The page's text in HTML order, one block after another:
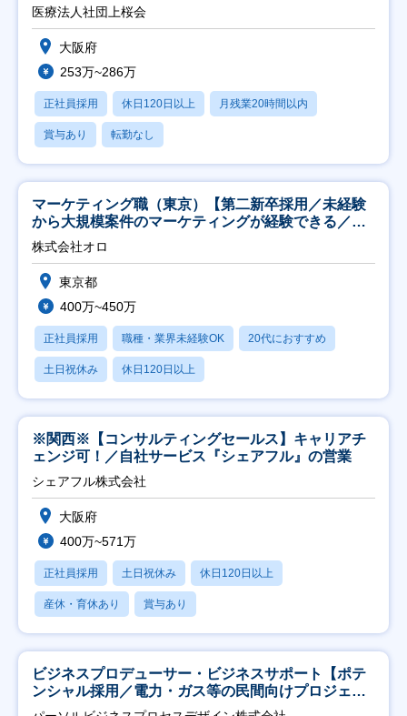
医療法人社団上桜会
大阪府
253万~286万
正社員採用 休日120日以上 月残業20時間以内
賞与あり 転勤なし
マーケティング職（東京）【第二新卒採用／未経験
から大規模案件のマーケティングが経験できる／研
修充実】
株式会社オロ
東京都
400万~450万
正社員採用 職種・業界未経験OK 20代におすすめ
土日祝休み 休日120日以上
※関西※【コンサルティングセールス】キャリアチ
ェンジ可！／自社サービス『シェアフル』の営業
シェアフル株式会社
大阪府
400万~571万
正社員採用 土日祝休み 休日120日以上
産休・育休あり 賞与あり
ビジネスプロデューサー・ビジネスサポート【ポテ
ンシャル採用／電力・ガス等の民間向けプロジェク
ト推進】